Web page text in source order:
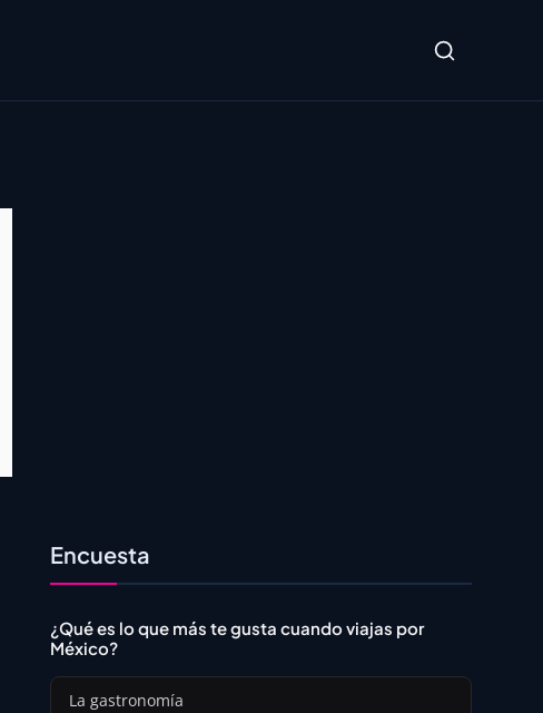
Encuesta
¿Qué es lo que más te gusta cuando viajas por
México?
La gastronomía